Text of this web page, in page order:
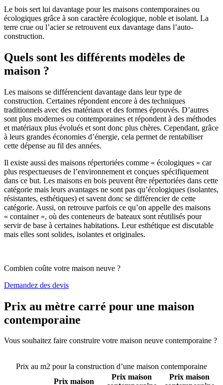
Le bois sert lui davantage pour les maisons contemporaines ou
écologiques grâce à son caractère écologique, noble et isolant. La
terre crue ou l’acier se retrouvent eux davantage dans l’auto-
construction.
Quels sont les différents modèles de
maison ?
Les maisons se différencient davantage dans leur type de
construction. Certaines répondent encore à des techniques
traditionnels avec des matériaux et des formes éprouvés. D’autres
sont plus modernes ou contemporaines et répondent à des méthodes
et matériaux plus évolués et sont donc plus chères. Cependant, grâce
à leurs grandes économies d’énergie, cela permet de rentabiliser
cette dépense au fil des années.
Il existe aussi des maisons répertoriées comme « écologiques » car
plus respectueuses de l’environnement et conçues spécifiquement
dans ce but. Les maisons en bois peuvent être répertoriées dans cette
catégorie mais leurs avantages ne sont pas qu’écologiques (isolantes,
résistantes, esthétiques) et savent donc se différencier de cette
catégorie. Aussi, on retrouve parfois ce qu’on appelle des maisons
« container », où des conteneurs de bateaux sont réutilisés pour
servir de base à certaines habitations. Leur esthétique est discutable
mais elles sont solides, isolantes et originales.
Combien coûte votre maison neuve ?
Demandez des devis
Prix au mètre carré pour une maison
contemporaine
Vous souhaitez faire construire votre maison neuve contemporaine ?
Prix au m2 pour la construction d’une maison contemporaine
Prix maison
Prix maison
Prix maison